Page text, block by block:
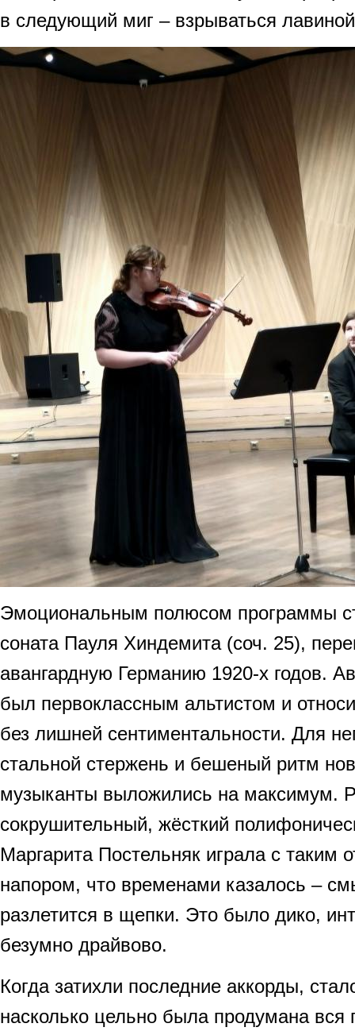
в следующий миг – взрываться
Эмоциональным полюсом программы
соната Пауля Хиндемита (соч. 25),
авангардную Германию 1920-х годов.
был первоклассным альтистом и
без лишней сентиментальности. Для
стальной стержень и бешеный ритм
музыканты выложились на максимум.
сокрушительный, жёсткий
Маргарита Постельняк играла с
напором, что временами казалось –
разлетится в щепки. Это было дико,
безумно драйвово.
Когда затихли последние аккорды,
насколько цельно была продумана